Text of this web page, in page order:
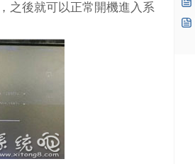
後就可以正常開機進入系